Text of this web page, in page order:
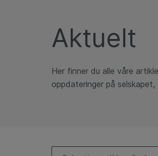
Aktuelt
Her finner du alle våre
oppdateringer på